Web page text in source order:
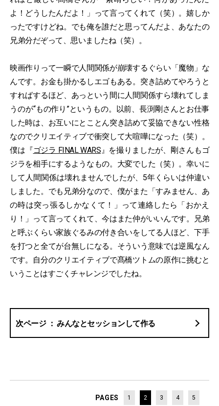
よ！どうしたんだよ！」って言ってくれて（笑）。嬉しか
ったですけどね。でも俺を誰だと思ってんだよ、あなたの
兄弟分だぞって、思いましたね（笑）。
映画作りって一瞬で人間関係が崩壊するぐらい「魔物」な
んです。お金も掛かるしエゴもある。突き詰めてやろうと
すればするほど、あっという間に人間関係すら壊れてしま
うのが“もの作り”というもの。以前、長渕剛さんとお仕事
した時は、お互いにとことん突き詰めて妥協できない性格
なのでクリエイティブで衝突して大喧嘩になった（笑）。
僕は『ゴジラ FINAL WARS』を撮りましたが、剛さんもゴ
ジラを相手にするようなもの。大変でした（笑）。幸いに
して人間関係は壊れませんでしたが、5年くらいは仲違い
しました。でも兄弟分なので、僕がまた「すみません、あ
の時は突っ張るしかなくて！」って連絡したら「おかえ
り！」って言ってくれて、今はまた仲がいいんです。兄弟
と呼ぶくらい家族ぐるみの付き合いをしてる人ほど、下手
を打つと全てが台無しになる。そういう意味では逆風なん
です。自分のクリエイティブで髙橋ツトムの原作に挑むと
いうことはすごくチャレンジでしたね。
みんなとセッションして作る
PAGES 1 2 3 4 5